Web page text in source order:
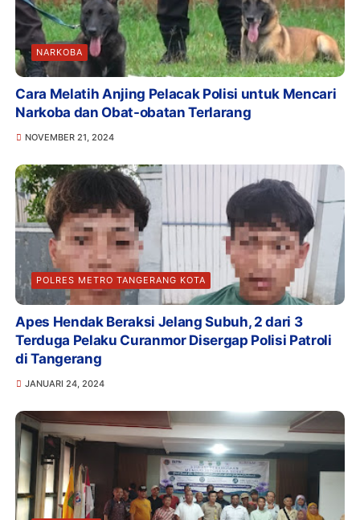
NARKOBA
Cara Melatih Anjing Pelacak Polisi untuk Mencari
Narkoba dan Obat-obatan Terlarang
NOVEMBER 21, 2024
POLRES METRO TANGERANG KOTA
Apes Hendak Beraksi Jelang Subuh, 2 dari 3
Terduga Pelaku Curanmor Disergap Polisi Patroli
di Tangerang
JANUARI 24, 2024